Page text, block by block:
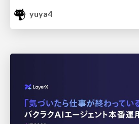
yuya4